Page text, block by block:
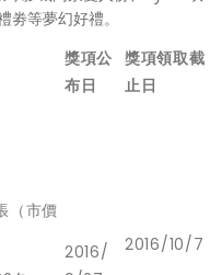
等夢幻好禮。
獎項公
布日
獎項領取截
止日
2016/
2016/10/7
（市價